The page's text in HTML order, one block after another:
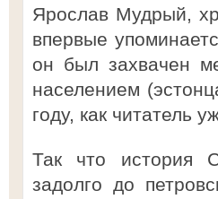
Ярослав Мудрый,
впервые
он был захвачен
населением
году, как читатель
Так что история
задолго до